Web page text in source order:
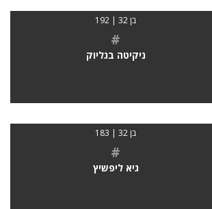
בן 32 | 192
#
ניקיטה בגליוק
בן 32 | 183
#
גיא ליפשיץ